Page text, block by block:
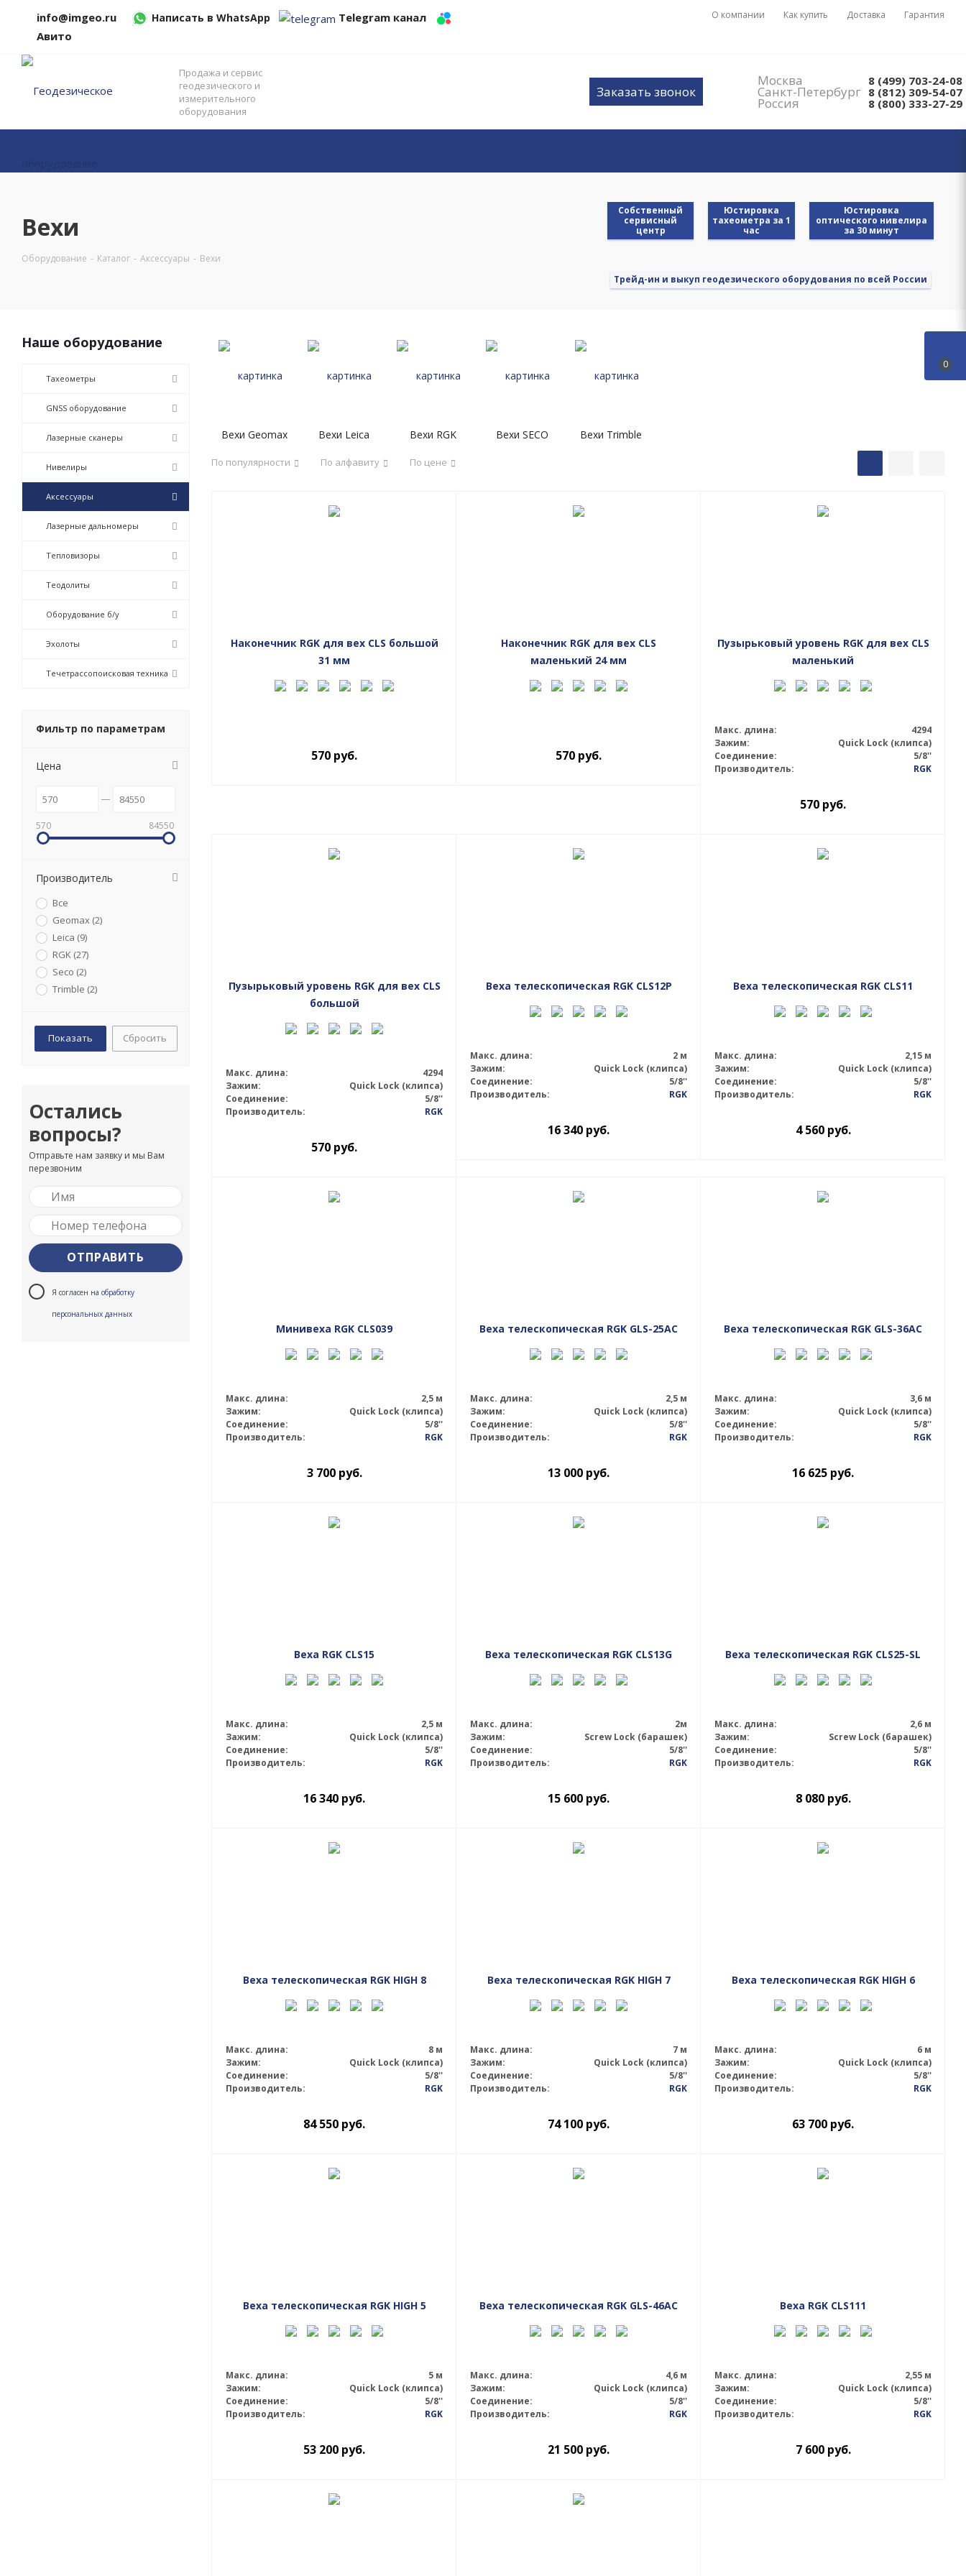
info@imgeo.ru Написать в WhatsApp
Telegram канал
Авито
О компании Как купить Доставка Гарантия
Продажа и сервис
геодезического и
измерительного
оборудования
Заказать звонок
Москва 8 (499) 703-24-08
Санкт-Петербург 8 (812) 309-54-07
Россия 8 (800) 333-27-29
Вехи
Оборудование - Каталог - Аксессуары - Вехи
Трейд-ин и выкуп геодезического оборудования по всей России
Cобственный
сервисный
центр
Юстировка
тахеометра за 1
час
Юстировка
оптического нивелира
за 30 минут
Вехи Geomax Вехи Leica Вехи RGK Вехи SECO Вехи Trimble
По популярности По алфавиту По цене
Наконечник RGK для вех CLS большой
31 мм
570 руб.
Наконечник RGK для вех CLS
маленький 24 мм
570 руб.
Пузырьковый уровень RGK для вех CLS
маленький
Макс. длина:
4294
Зажим:
Quick Lock (клипса)
Соединение:
5/8''
Производитель:
RGK
570 руб.
Пузырьковый уровень RGK для вех CLS
большой
Макс. длина:
4294
Зажим:
Quick Lock (клипса)
Соединение:
5/8''
Производитель:
RGK
570 руб.
Веха телескопическая RGK CLS12P
Макс. длина:
2 м
Зажим:
Quick Lock (клипса)
Соединение:
5/8''
Производитель:
RGK
16 340 руб.
Веха телескопическая RGK CLS11
Макс. длина:
2,15 м
Зажим:
Quick Lock (клипса)
Соединение:
5/8''
Производитель:
RGK
4 560руб.
Минивеха RGK CLS039
Макс. длина:
2,5 м
Зажим:
Quick Lock (клипса)
Соединение:
5/8''
Производитель:
RGK
3 700руб.
Веха телескопическая RGK GLS-25AC
Макс. длина:
2,5 м
Зажим:
Quick Lock (клипса)
Соединение:
5/8''
Производитель:
RGK
13 000 руб.
Веха телескопическая RGK GLS-36AC
Макс. длина:
3,6 м
Зажим:
Quick Lock (клипса)
Соединение:
5/8''
Производитель:
RGK
16 625 руб.
Веха RGK CLS15
Макс. длина:
2,5 м
Зажим:
Quick Lock (клипса)
Соединение:
5/8''
Производитель:
RGK
16 340 руб.
Веха телескопическая RGK CLS13G
Макс. длина:
2м
Зажим:
Screw Lock (барашек)
Соединение:
5/8''
Производитель:
RGK
15 600 руб.
Веха телескопическая RGK CLS25-SL
Макс. длина:
2,6 м
Зажим:
Screw Lock (барашек)
Соединение:
5/8''
Производитель:
RGK
8 080руб.
Веха телескопическая RGK HIGH 8
Макс. длина:
8 м
Зажим:
Quick Lock (клипса)
Соединение:
5/8''
Производитель:
RGK
84 550 руб.
Веха телескопическая RGK HIGH 7
Макс. длина:
7 м
Зажим:
Quick Lock (клипса)
Соединение:
5/8''
Производитель:
RGK
74 100 руб.
Веха телескопическая RGK HIGH 6
Макс. длина:
6 м
Зажим:
Quick Lock (клипса)
Соединение:
5/8''
Производитель:
RGK
63 700 руб.
Веха телескопическая RGK HIGH 5
Макс. длина:
5 м
Зажим:
Quick Lock (клипса)
Соединение:
5/8''
Производитель:
RGK
53 200 руб.
Веха телескопическая RGK GLS-46AC
Макс. длина:
4,6 м
Зажим:
Quick Lock (клипса)
Соединение:
5/8''
Производитель:
RGK
21 500 руб.
Веха RGK CLS111
Макс. длина:
2,55 м
Зажим:
Quick Lock (клипса)
Соединение:
5/8''
Производитель:
RGK
7 600руб.
Наше оборудование
Тахеометры
GNSS оборудование
Лазерные сканеры
Нивелиры
Аксессуары
Лазерные дальномеры
Тепловизоры
Теодолиты
Оборудование б/у
Эхолоты
Течетрассопоисковая техника
Фильтр по параметрам
Цена
570 84550
Производитель
Все
Geomax (2)
Leica (9)
RGK (27)
Seco (2)
Trimble (2)
Сбросить
Остались
вопросы?
Отправьте нам заявку и мы Вам
перезвоним
Я согласен на обработку
персональных данных
0